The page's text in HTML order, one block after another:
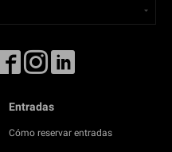
Entradas
Cómo reservar entradas